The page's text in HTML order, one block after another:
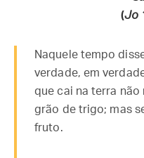
(Jo
Naquele tempo
verdade, em
que cai na terra não
grão de trigo; mas
fruto.